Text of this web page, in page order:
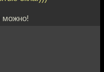
можно!